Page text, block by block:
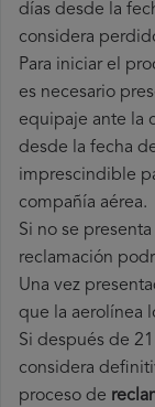
días desde la
considera
Para iniciar el
es necesario
equipaje ante la
desde la fecha
imprescindible
compañía aérea.
Si no se
reclamación
Una vez
que la aerolínea
Si después de
considera
proceso de